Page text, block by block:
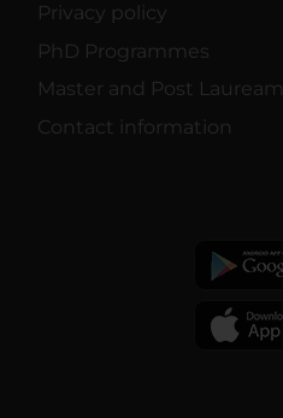
Privacy policy
PhD Programmes
Master and Post Lauream
Contact information